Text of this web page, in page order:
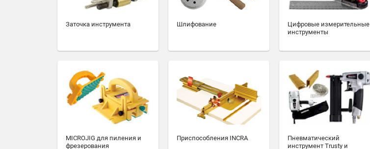
Заточка инструмента Шлифование
Цифровые измерительные
инструменты
MICROJIG для пиления и
фрезерования
Приспособления INCRA
Пневматический
инструмент Trusty и